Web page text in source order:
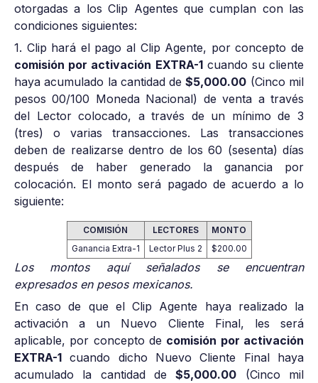
otorgadas a los Clip Agentes que cumplan con las
condiciones siguientes:
1. Clip hará el pago al Clip Agente, por concepto de
comisión por activación EXTRA-1cuando su cliente
haya acumulado la cantidad de$5,000.00 (Cinco mil
pesos 00/100 Moneda Nacional) de venta a través
del Lector colocado, a través de un mínimo de 3
(tres) o varias transacciones. Las transacciones
deben de realizarse dentro de los 60 (sesenta) días
después de haber generado la ganancia por
colocación. El monto será pagado de acuerdo a lo
siguiente:
COMISIÓN LECTORES
MONTO
Ganancia Extra-1
Lector Plus 2 $200.00
Los montos aquí señalados se encuentran
expresados en pesos mexicanos.
En caso de que el Clip Agente haya realizado la
activación a un Nuevo Cliente Final, les será
aplicable, por concepto de comisión por activación
EXTRA-1 cuando dicho Nuevo Cliente Final haya
acumulado la cantidad de$5,000.00 (Cinco mil